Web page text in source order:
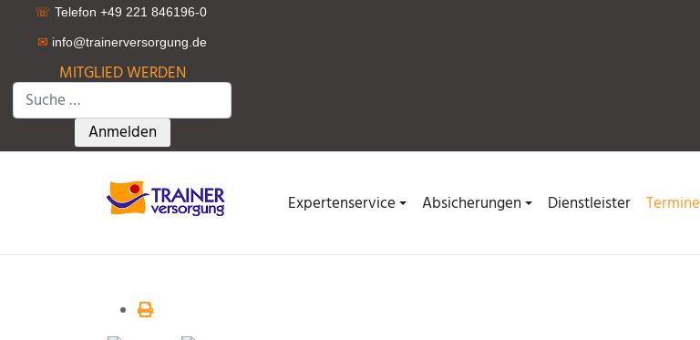
☏ Telefon +49 221 846196-0
✉ info@trainerversorgung.de
MITGLIED WERDEN
Suchen
Type 2 or more characters for results.
Anmelden
Expertenservice Absicherungen Dienstleister Termine